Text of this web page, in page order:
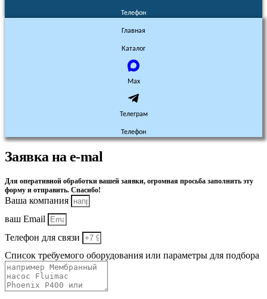
Телефон
Главная
Каталог
Max
Телеграм
Телефон
Заявка на e-mal
Для оперативной обработки вашей заявки, огромная просьба заполнить эту
форму и отправить. Спасибо!
Ваша компания
ваш Email
Телефон для связи
Список требуемого оборудования или параметры для подбора